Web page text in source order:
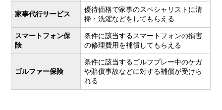
家事代行サービス
優待価格で家事のスペシャリストに清
掃・洗濯などをしてもらえる
スマートフォン保
険
条件に該当するスマートフォンの損害
の修理費用を補償してもらえる
ゴルファー保険
条件に該当するゴルフプレー中のケガ
や賠償事故などに対する補償が受けら
れる